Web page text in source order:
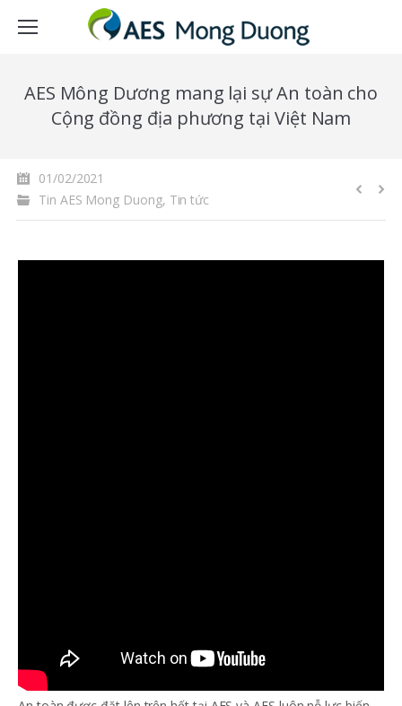
AES Mông Dương mang lại sự An toàn cho
Cộng đồng địa phương tại Việt Nam
01/02/2021
Tin AES Mong Duong, Tin tức